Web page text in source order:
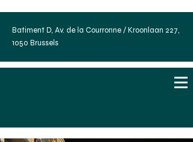
Batiment D, Av. de la Courronne / Kroonlaan 227,
1050 Brussels